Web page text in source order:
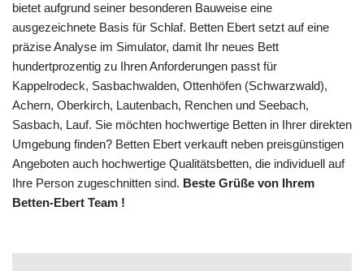
bietet aufgrund seiner besonderen Bauweise eine
ausgezeichnete Basis für Schlaf. Betten Ebert setzt auf eine
präzise Analyse im Simulator, damit Ihr neues Bett
hundertprozentig zu Ihren Anforderungen passt für
Kappelrodeck, Sasbachwalden, Ottenhöfen (Schwarzwald),
Achern, Oberkirch, Lautenbach, Renchen und Seebach,
Sasbach, Lauf. Sie möchten hochwertige Betten in Ihrer direkten
Umgebung finden? Betten Ebert verkauft neben preisgünstigen
Angeboten auch hochwertige Qualitätsbetten, die individuell auf
Ihre Person zugeschnitten sind. Beste Grüße von Ihrem
Betten-Ebert Team !